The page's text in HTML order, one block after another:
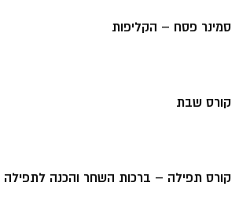
סמינר פסח – הקליפות
קורס שבת
קורס תפילה – ברכות השחר והכנה לתפילה